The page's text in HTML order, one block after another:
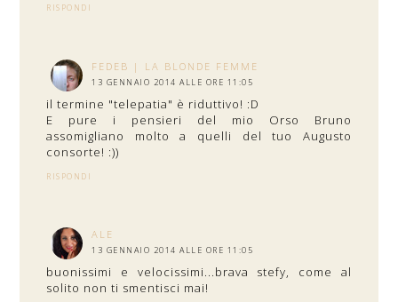
RISPONDI
FEDEB | LA BLONDE FEMME
13 GENNAIO 2014 ALLE ORE 11:05
il termine "telepatia" è riduttivo! :D
E pure i pensieri del mio Orso Bruno
assomigliano molto a quelli del tuo Augusto
consorte! :))
RISPONDI
ALE
13 GENNAIO 2014 ALLE ORE 11:05
buonissimi e velocissimi...brava stefy, come al
solito non ti smentisci mai!